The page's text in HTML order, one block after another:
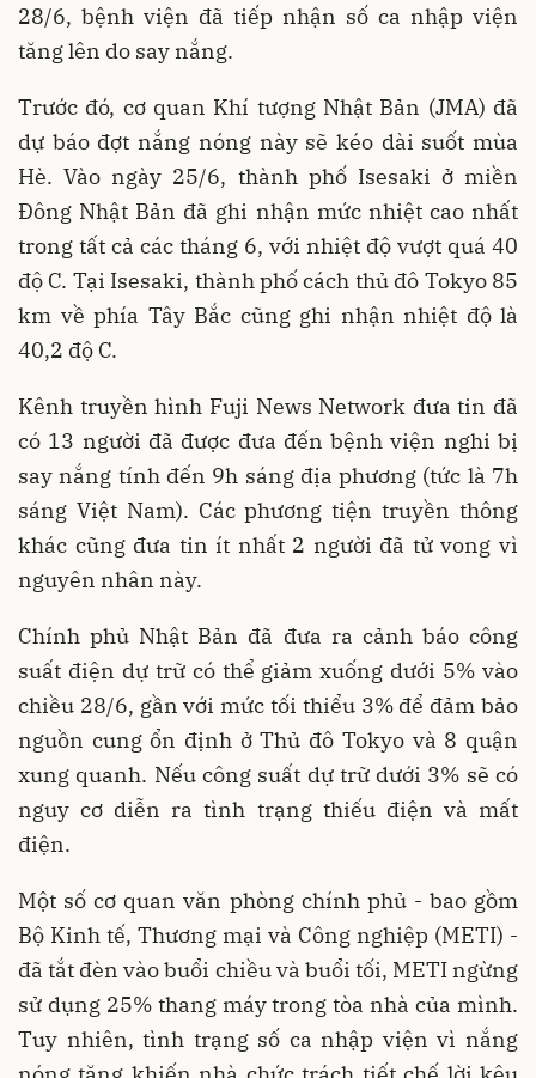
28/6, bệnh viện đã tiếp nhận số ca nhập viện
tăng lên do say nắng.
Trước đó, cơ quan Khí tượng Nhật Bản (JMA) đã
dự báo đợt nắng nóng này sẽ kéo dài suốt mùa
Hè. Vào ngày 25/6, thành phố Isesaki ở miền
Đông Nhật Bản đã ghi nhận mức nhiệt cao nhất
trong tất cả các tháng 6, với nhiệt độ vượt quá 40
độ C. Tại Isesaki, thành phố cách thủ đô Tokyo 85
km về phía Tây Bắc cũng ghi nhận nhiệt độ là
40,2 độ C.
Kênh truyền hình Fuji News Network đưa tin đã
có 13 người đã được đưa đến bệnh viện nghi bị
say nắng tính đến 9h sáng địa phương (tức là 7h
sáng Việt Nam). Các phương tiện truyền thông
khác cũng đưa tin ít nhất 2 người đã tử vong vì
nguyên nhân này.
Chính phủ Nhật Bản đã đưa ra cảnh báo công
suất điện dự trữ có thể giảm xuống dưới 5% vào
chiều 28/6, gần với mức tối thiểu 3% để đảm bảo
nguồn cung ổn định ở Thủ đô Tokyo và 8 quận
xung quanh. Nếu công suất dự trữ dưới 3% sẽ có
nguy cơ diễn ra tình trạng thiếu điện và mất
điện.
Một số cơ quan văn phòng chính phủ - bao gồm
Bộ Kinh tế, Thương mại và Công nghiệp (METI) -
đã tắt đèn vào buổi chiều và buổi tối, METI ngừng
sử dụng 25% thang máy trong tòa nhà của mình.
Tuy nhiên, tình trạng số ca nhập viện vì nắng